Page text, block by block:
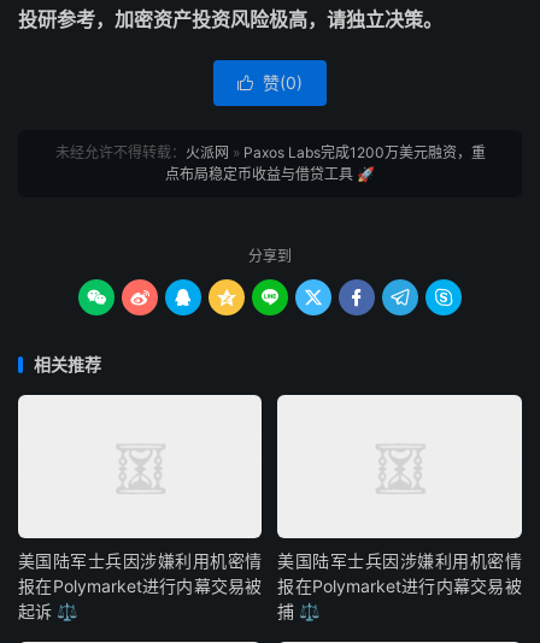
投研参考，加密资产投资风险极高，请独立决策。
 赞(0)
未经允许不得转载： 火派网 » Paxos Labs完成1200万美元融资，重
点布局稳定币收益与借贷工具 🚀
分享到
        
相关推荐
美国陆军士兵因涉嫌利用机密情
报在Polymarket进行内幕交易被
起诉 ⚖️
美国陆军士兵因涉嫌利用机密情
报在Polymarket进行内幕交易被
捕 ⚖️